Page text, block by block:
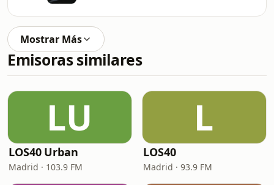
Mostrar Más
Emisoras similares
LU
LOS40 Urban
Madrid · 103.9 FM
L
LOS40
Madrid · 93.9 FM